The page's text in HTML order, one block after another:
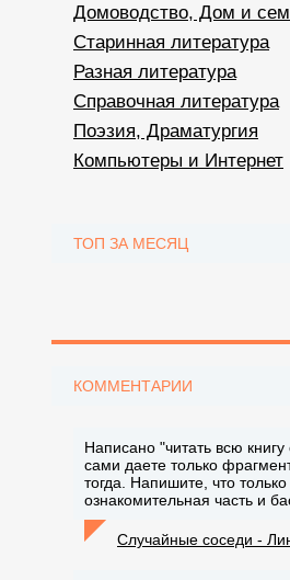
Домоводство, Дом и
Старинная литература
Разная литература
Справочная литература
Поэзия, Драматургия
Компьютеры и Интернет
ТОП ЗА МЕСЯЦ
КОММЕНТАРИИ
Написано "читать всю
сами даете только
тогда. Напишите, что только
ознакомительная часть и
Случайные соседи -